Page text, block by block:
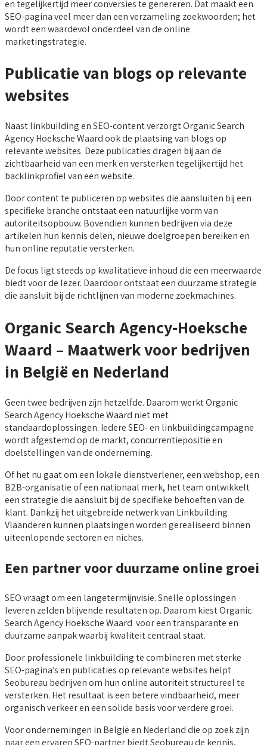
en tegelijkertijd meer conversies te genereren. Dat maakt een
SEO-pagina veel meer dan een verzameling zoekwoorden; het
wordt een waardevol onderdeel van de online
marketingstrategie.
Publicatie van blogs op relevante
websites
Naast linkbuilding en SEO-content verzorgt Organic Search
Agency Hoeksche Waard ook de plaatsing van blogs op
relevante websites. Deze publicaties dragen bij aan de
zichtbaarheid van een merk en versterken tegelijkertijd het
backlinkprofiel van een website.
Door content te publiceren op websites die aansluiten bij een
specifieke branche ontstaat een natuurlijke vorm van
autoriteitsopbouw. Bovendien kunnen bedrijven via deze
artikelen hun kennis delen, nieuwe doelgroepen bereiken en
hun online reputatie versterken.
De focus ligt steeds op kwalitatieve inhoud die een meerwaarde
biedt voor de lezer. Daardoor ontstaat een duurzame strategie
die aansluit bij de richtlijnen van moderne zoekmachines.
Organic Search Agency-Hoeksche
Waard – Maatwerk voor bedrijven
in België en Nederland
Geen twee bedrijven zijn hetzelfde. Daarom werkt Organic
Search Agency Hoeksche Waard niet met
standaardoplossingen. Iedere SEO- en linkbuildingcampagne
wordt afgestemd op de markt, concurrentiepositie en
doelstellingen van de onderneming.
Of het nu gaat om een lokale dienstverlener, een webshop, een
B2B-organisatie of een nationaal merk, het team ontwikkelt
een strategie die aansluit bij de specifieke behoeften van de
klant. Dankzij het uitgebreide netwerk van Linkbuilding
Vlaanderen kunnen plaatsingen worden gerealiseerd binnen
uiteenlopende sectoren en niches.
Een partner voor duurzame online groei
SEO vraagt om een langetermijnvisie. Snelle oplossingen
leveren zelden blijvende resultaten op. Daarom kiest Organic
Search Agency Hoeksche Waard voor een transparante en
duurzame aanpak waarbij kwaliteit centraal staat.
Door professionele linkbuilding te combineren met sterke
SEO-pagina’s en publicaties op relevante websites helpt
Seobureau bedrijven om hun online autoriteit structureel te
versterken. Het resultaat is een betere vindbaarheid, meer
organisch verkeer en een solide basis voor verdere groei.
Voor ondernemingen in België en Nederland die op zoek zijn
naar een ervaren SEO-partner biedt Seobureau de kennis,